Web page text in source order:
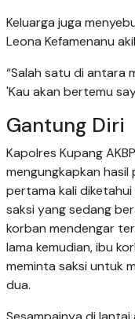
Keluarga juga
Leona Kefamenanu
“Salah satu di antara
'Kau akan bertemu
Gantung Diri
Kapolres Kupang
mengungkapkan hasil
pertama kali diketahui
saksi yang sedang
korban mendengar
lama kemudian, ibu
meminta saksi untuk
dua.